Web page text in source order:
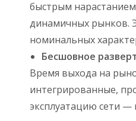
быстрым
динамичных рынков.
номинальных
Бесшовное
Время выхода на
интегрированные,
эксплуатацию сети —